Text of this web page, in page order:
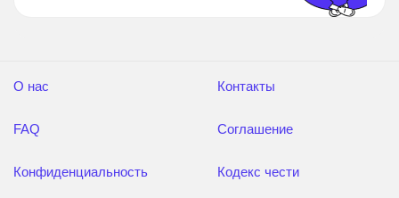
О нас
FAQ
Конфиденциальность
Контакты
Соглашение
Кодекс чести